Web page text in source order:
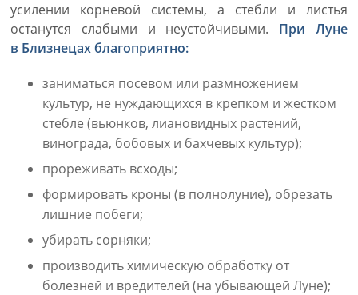
усилении корневой системы, а стебли и листья
останутся слабыми и неустойчивыми. При Луне
в Близнецах благоприятно:
заниматься посевом или размножением
культур, не нуждающихся в крепком и жестком
стебле (вьюнков, лиановидных растений,
винограда, бобовых и бахчевых культур);
прореживать всходы;
формировать кроны (в полнолуние), обрезать
лишние побеги;
убирать сорняки;
производить химическую обработку от
болезней и вредителей (на убывающей Луне);